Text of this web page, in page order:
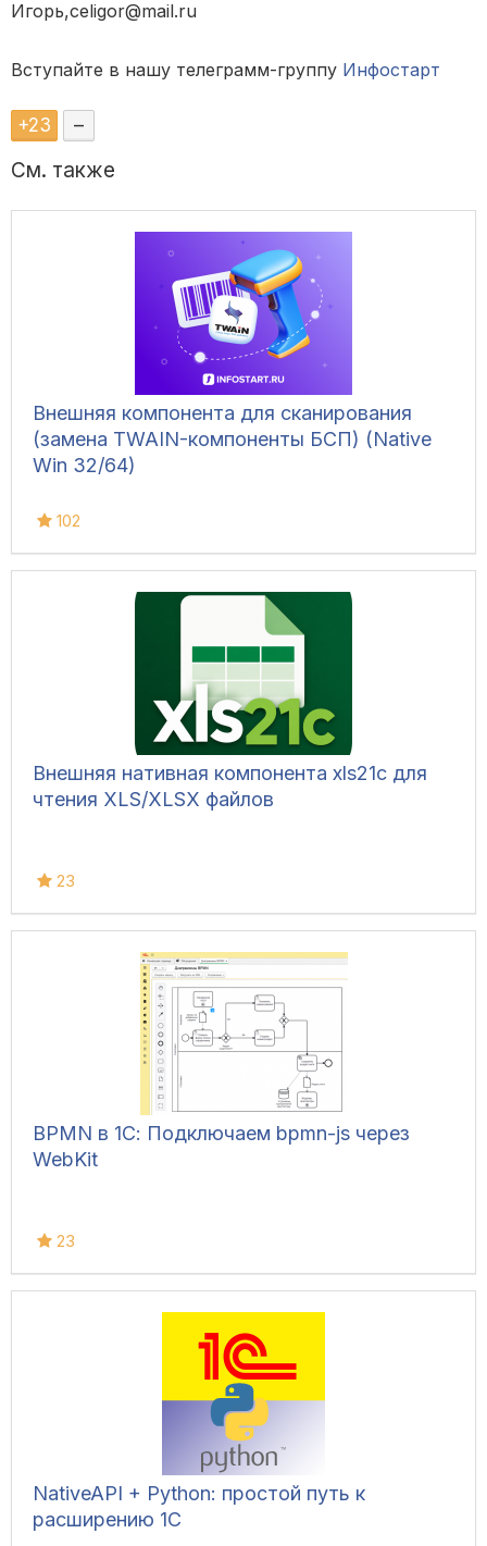
Игорь,celigor@mail.ru
Вступайте в нашу телеграмм-группу Инфостарт
+23 –
См. также
Внешняя компонента для сканирования
(замена TWAIN-компоненты БСП) (Native
Win 32/64)
102
Внешняя нативная компонента xls21c для
чтения XLS/XLSX файлов
23
BPMN в 1С: Подключаем bpmn-js через
WebKit
23
NativeAPI + Python: простой путь к
расширению 1С